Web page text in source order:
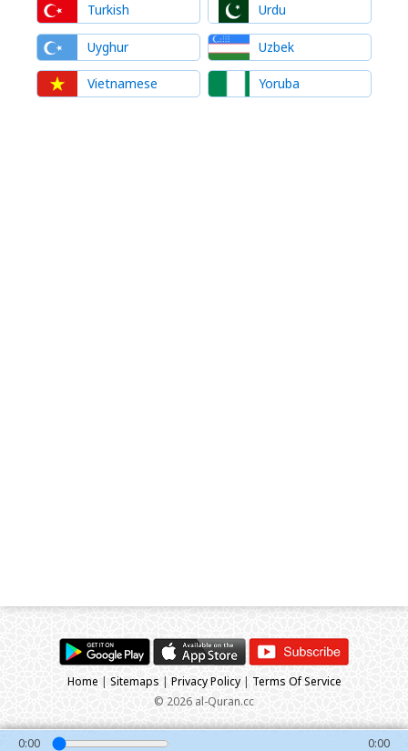
Turkish Urdu
Uyghur Uzbek
Vietnamese Yoruba
0:00 0:00
Home | Sitemaps | Privacy Policy| Terms Of Service
© 2026 al-Quran.cc